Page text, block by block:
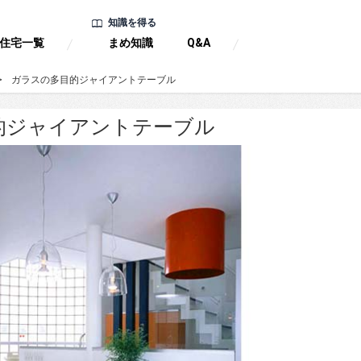
宅一覧
知識を得る
まめ知識 Q&A
ガラスの多目的ジャイアントテーブル
ャイアントテーブル